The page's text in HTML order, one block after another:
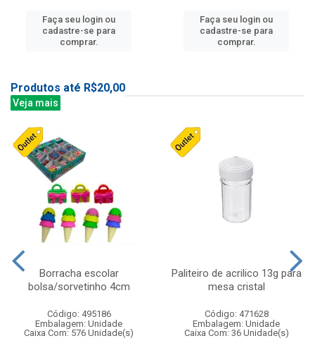
Faça seu login ou
cadastre-se para
comprar.
Faça seu login ou
cadastre-se para
comprar.
Produtos até R$20,00
Veja mais
Borracha escolar
bolsa/sorvetinho 4cm
Código: 495186
Embalagem: Unidade
Caixa Com: 576 Unidade(s)
Paliteiro de acrilico 13g para
mesa cristal
Código: 471628
Embalagem: Unidade
Caixa Com: 36 Unidade(s)